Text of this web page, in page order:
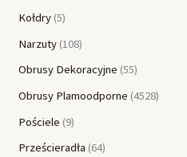
Kołdry 5
Narzuty 108
Obrusy Dekoracyjne 55
Obrusy Plamoodporne 4528
Pościele 9
Prześcieradła 64